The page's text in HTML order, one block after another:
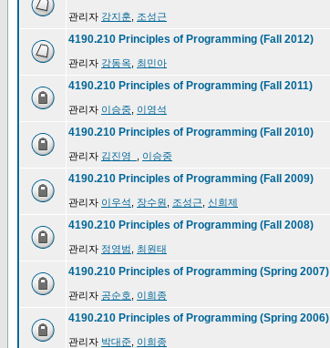
관리자 강지훈 조성근
4190.210 Principles of Programming (Fall 2012)
관리자 강동옥 최민아
4190.210 Principles of Programming (Fall 2011)
관리자 이승중 이영석
4190.210 Principles of Programming (Fall 2010)
관리자 김진영_ 이승중
4190.210 Principles of Programming (Fall 2009)
관리자 이우석 장수원 조성근 신희제
4190.210 Principles of Programming (Fall 2008)
관리자 정영범 최원태
4190.210 Principles of Programming (Spring 2007)
관리자 공순호 이희종
4190.210 Principles of Programming (Spring 2006)
관리자 박대준 이희종